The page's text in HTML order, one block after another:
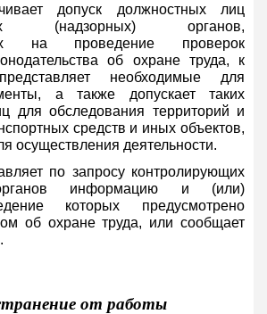
допуск должностных лиц
(надзорных) органов,
на проведение проверок
об охране труда, к
необходимые для
а также допускает таких
для обследования территорий и
средств и иных объектов,
осуществления деятельности.
по запросу контролирующих
информацию и (или)
которых предусмотрено
об охране труда, или сообщает
от работы